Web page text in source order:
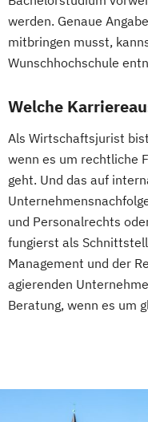
werden. Genaue
mitbringen musst,
Wunschhochschule
Welche
Als Wirtschaftsjurist
wenn es um rechtliche
geht. Und das auf
und Personalrechts
fungierst als
Management und der
agierenden
Beratung, wenn es um